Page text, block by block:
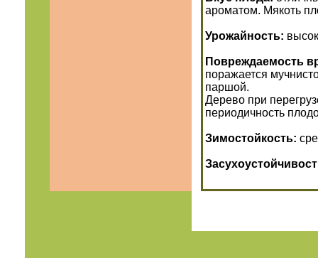
ароматом. Мякоть
Урожайность:
Повреждаемость
поражается
паршой.
Дерево при
периодичность
Зимостойкость: